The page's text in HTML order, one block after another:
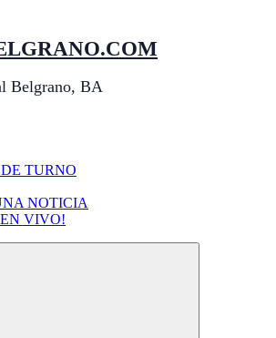
Belgrano, BA
TURNO
NOTICIA
EN VIVO!